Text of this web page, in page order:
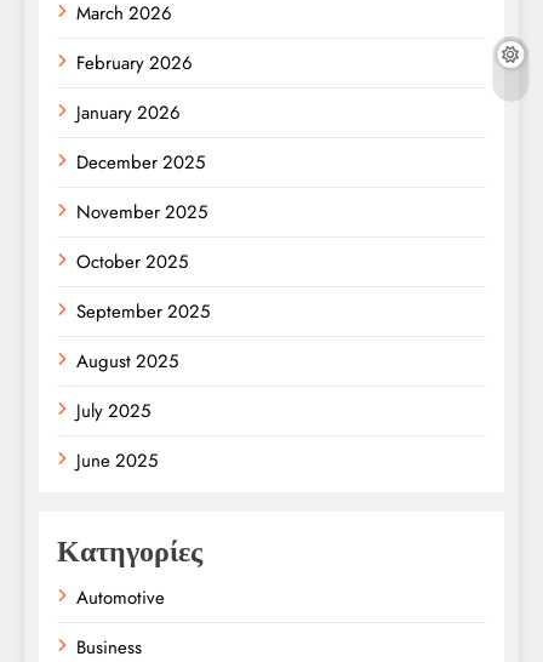
March 2026
February 2026
January 2026
December 2025
November 2025
October 2025
September 2025
August 2025
July 2025
June 2025
Κατηγορίες
Automotive
Business